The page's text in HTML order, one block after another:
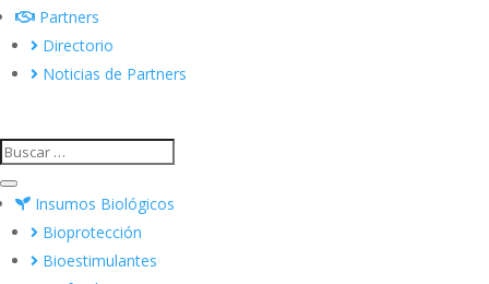
Partners
Directorio
Noticias de Partners
Insumos Biológicos
Bioprotección
Bioestimulantes